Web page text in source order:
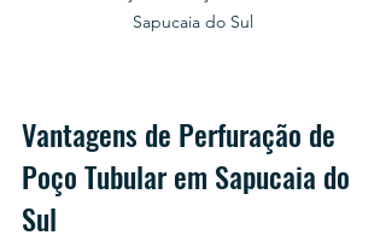
Sapucaia do Sul
Vantagens de Perfuração de
Poço Tubular em Sapucaia do
Sul